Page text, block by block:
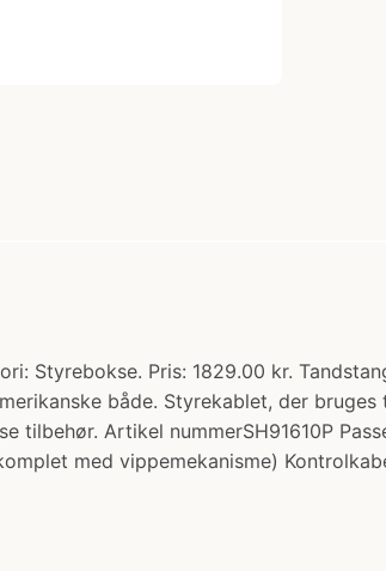
Styrebokse. Pris: 1829.00 kr.
både. Styrekablet, der
tilbehør. Artikel nummerSH91610P
med vippemekanisme)